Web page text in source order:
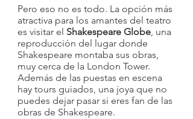
Pero eso no es todo. La opción más
atractiva para los amantes del teatro
es visitar el Shakespeare Globe, una
reproducción del lugar donde
Shakespeare montaba sus obras,
muy cerca de la London Tower.
Además de las puestas en escena
hay tours guiados, una joya que no
puedes dejar pasar si eres fan de las
obras de Shakespeare.